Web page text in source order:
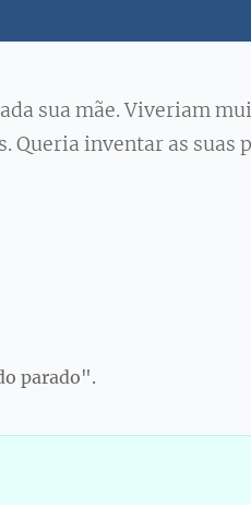
sua mãe. Viveriam
Queria inventar as suas
parado".